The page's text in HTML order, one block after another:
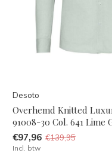
Desoto
Overhemd Knitted
91008-30 Col. 641 Lime
€97,96 €139,95
Incl. btw